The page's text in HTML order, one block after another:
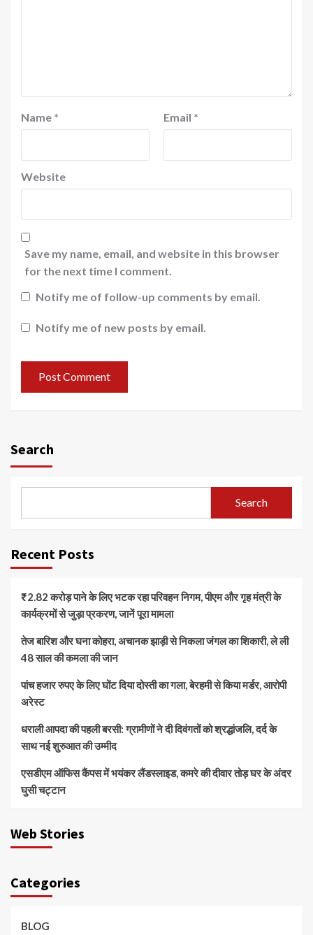
Name * Email *
Website
Save my name, email, and website in this browser
for the next time I comment.
Notify me of follow-up comments by email.
Notify me of new posts by email.
Search
Search
Recent Posts
₹2.82 करोड़ पाने के लिए भटक रहा परिवहन निगम, पीएम और गृह मंत्री के
कार्यक्रमों से जुड़ा प्रकरण, जानें पूरा मामला
तेज बारिश और घना कोहरा, अचानक झाड़ी से निकला जंगल का शिकारी, ले ली
48 साल की कमला की जान
पांच हजार रुपए के लिए घोंट दिया दोस्ती का गला, बेरहमी से किया मर्डर, आरोपी
अरेस्ट
धराली आपदा की पहली बरसी: ग्रामीणों ने दी दिवंगतों को श्रद्धांजलि, दर्द के
साथ नई शुरुआत की उम्मीद
एसडीएम ऑफिस कैंपस में भयंकर लैंडस्लाइड, कमरे की दीवार तोड़ घर के अंदर
घुसी चट्टान
Web Stories
Categories
BLOG